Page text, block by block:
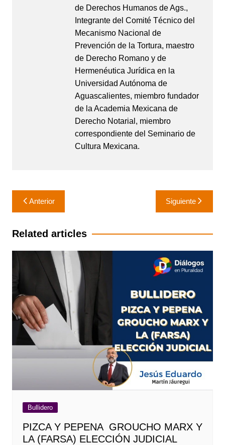
de Derechos Humanos de Ags.,
Integrante del Comité Técnico del
Mecanismo Nacional de
Prevención de la Tortura, maestro
de Derecho Romano y de
Hermenéutica Jurídica en la
Universidad Autónoma de
Aguascalientes, miembro fundador
de la Academia Mexicana de
Derecho Notarial, miembro
correspondiente del Seminario de
Cultura Mexicana.
Navegación
de
entradas
Anterior Siguiente
Related articles
Bullidero
PIZCA Y PEPENA GROUCHO MARX Y
LA (FARSA) ELECCIÓN JUDICIAL